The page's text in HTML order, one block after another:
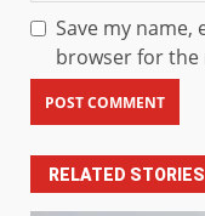
Save my name,
browser for the
RELATED STORIES